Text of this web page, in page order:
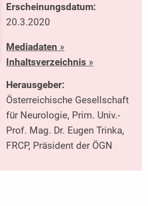
Erscheinungsdatum:
20.3.2020
Mediadaten »
Inhaltsverzeichnis »
Herausgeber:
Österreichische Gesellschaft
für Neurologie, Prim. Univ.-
Prof. Mag. Dr. Eugen Trinka,
FRCP, Präsident der ÖGN